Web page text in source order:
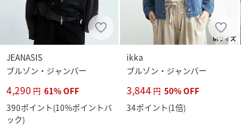
JEANASIS
ブルゾン・ジャンパー
4,290 円 61%OFF
390ポイント(10%ポイントバ
ック)
ikka
ブルゾン・ジャンパー
3,844 円 50%OFF
34ポイント(1倍)